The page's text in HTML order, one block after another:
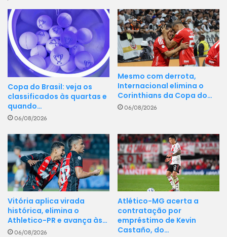
Copa do Brasil: veja os
classificados às quartas e
quando…
06/08/2026
Mesmo com derrota,
Internacional elimina o
Corinthians da Copa do…
06/08/2026
Vitória aplica virada
histórica, elimina o
Athletico-PR e avança às…
06/08/2026
Atlético-MG acerta a
contratação por
empréstimo de Kevin
Castaño, do…